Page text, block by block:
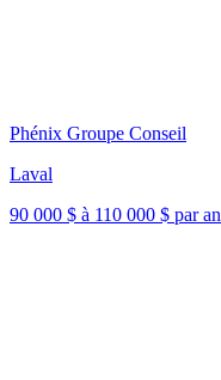
Phénix Groupe Conseil
Laval
90 000 $ à 110 000 $ par an